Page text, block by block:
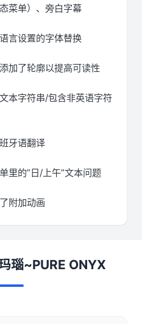
菜单）、旁白字幕
言设置的字体替换
加了轮廓以提高可读性
本字符串/包含非英语字符
牙语翻译
里的”日/上午”文本问题
附加动画
瑙~PURE ONYX